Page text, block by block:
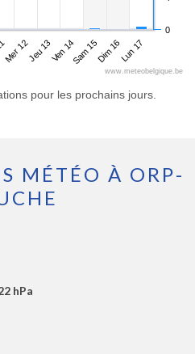
Mer 12Jeu 13Ven 14Sam 15Dim 16Lun 17
0
www.meteobelgique.be
pour les prochains jours.
MÉTÉO À ORP-
hPa